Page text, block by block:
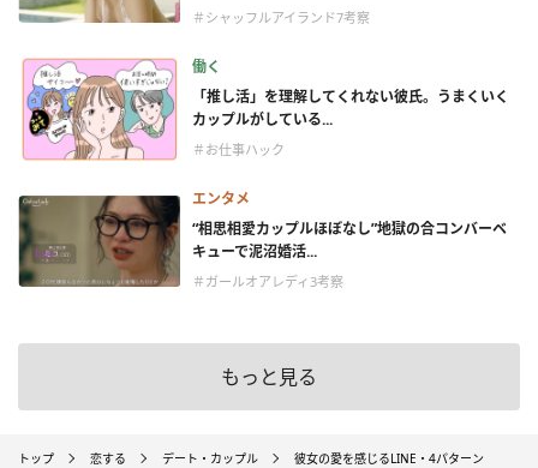
＃シャッフルアイランド7考察
働く
「推し活」を理解してくれない彼氏。うまくいく
カップルがしている...
＃お仕事ハック
エンタメ
“相思相愛カップルほぼなし”地獄の合コンバーベ
キューで泥沼婚活...
＃ガールオアレディ3考察
もっと見る
トップ 恋する デート・カップル 彼女の愛を感じるLINE・4パターン